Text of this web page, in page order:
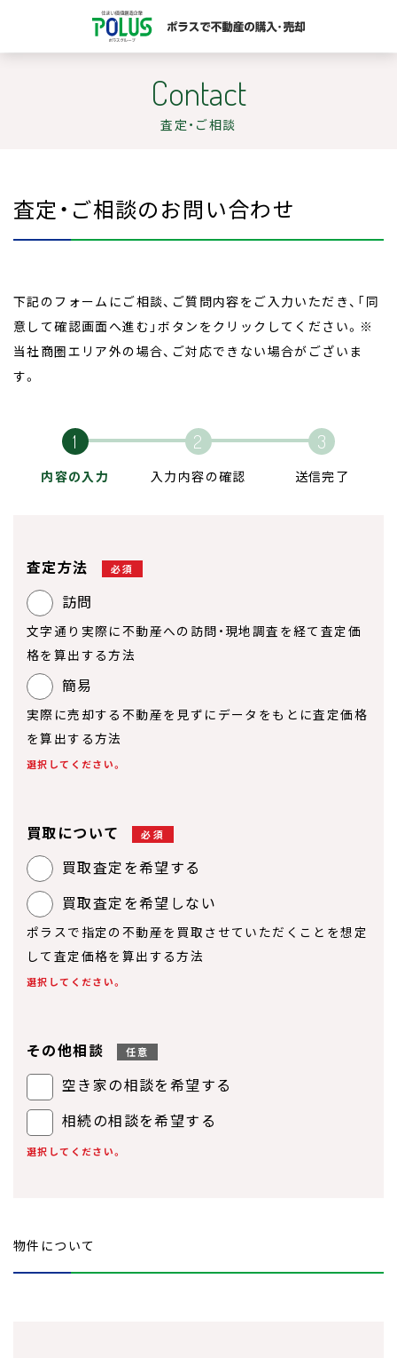
Contact
査定・ご相談
査定・ご相談のお問い合わせ
下記のフォームにご相談、ご質問内容をご入力いただき、「同
意して確認画面へ進む」ボタンをクリックしてください。※
当社商圏エリア外の場合、ご対応できない場合がございま
す。
内容の入力 入力内容の確認 送信完了
査定方法 必須
訪問
文字通り実際に不動産への訪問・現地調査を経て査定価
格を算出する方法
簡易
実際に売却する不動産を見ずにデータをもとに査定価格
を算出する方法
選択してください。
買取について 必須
買取査定を希望する
買取査定を希望しない
ポラスで指定の不動産を買取させていただくことを想定
して査定価格を算出する方法
選択してください。
その他相談 任意
空き家の相談を希望する
相続の相談を希望する
選択してください。
物件について